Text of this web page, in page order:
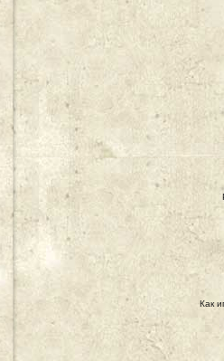
Как